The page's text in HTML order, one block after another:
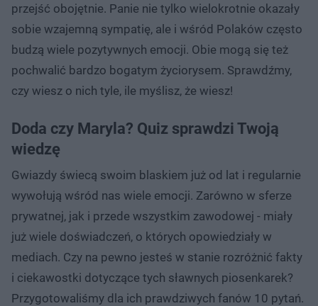
przejść obojętnie. Panie nie tylko wielokrotnie okazały
sobie wzajemną sympatię, ale i wśród Polaków często
budzą wiele pozytywnych emocji. Obie mogą się też
pochwalić bardzo bogatym życiorysem. Sprawdźmy,
czy wiesz o nich tyle, ile myślisz, że wiesz!
Doda czy Maryla? Quiz sprawdzi Twoją
wiedzę
Gwiazdy świecą swoim blaskiem już od lat i regularnie
wywołują wśród nas wiele emocji. Zarówno w sferze
prywatnej, jak i przede wszystkim zawodowej - miały
już wiele doświadczeń, o których opowiedziały w
mediach. Czy na pewno jesteś w stanie rozróżnić fakty
i ciekawostki dotyczące tych sławnych piosenkarek?
Przygotowaliśmy dla ich prawdziwych fanów 10 pytań.